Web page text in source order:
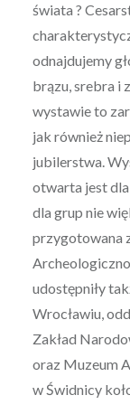
świata ?
odnajdujemy
brązu, srebra i
wystawie to
jak również
jubilerstwa.
otwarta jest
dla grup nie
przygotowana
udostępniły
Wrocławiu,
Zakład
oraz Muzeum
w Świdnicy